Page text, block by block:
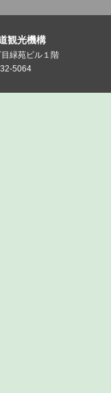
観光機構
緑苑ビル１階
5064